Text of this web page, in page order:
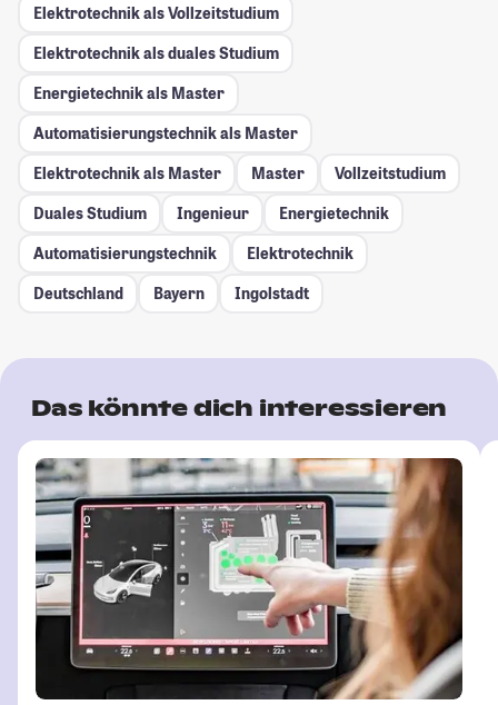
Elektrotechnik als Vollzeitstudium
Elektrotechnik als duales Studium
Energietechnik als Master
Automatisierungstechnik als Master
Elektrotechnik als Master
Master
Vollzeitstudium
Duales Studium
Ingenieur
Energietechnik
Automatisierungstechnik
Elektrotechnik
Deutschland
Bayern Ingolstadt
Das könnte dich interessieren